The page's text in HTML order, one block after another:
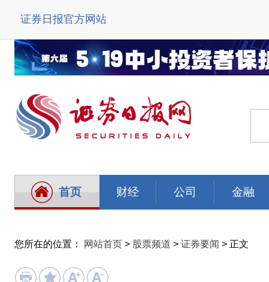
证券日报官方网站
首页 财经 公司 金融
您所在的位置： 网站首页 > 股票频道 > 证券要闻 > 正文